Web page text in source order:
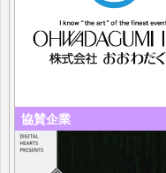
協賛企業